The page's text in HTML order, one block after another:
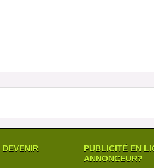
PUBLICITÉ EN
ANNONCEUR?